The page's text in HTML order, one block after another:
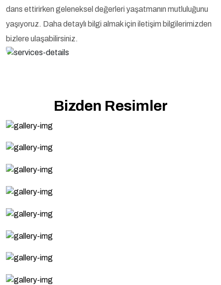
dans ettirirken geleneksel değerleri yaşatmanın mutluluğunu
yaşıyoruz. Daha detaylı bilgi almak için iletişim bilgilerimizden
bizlere ulaşabilirsiniz.
Bizden Resimler